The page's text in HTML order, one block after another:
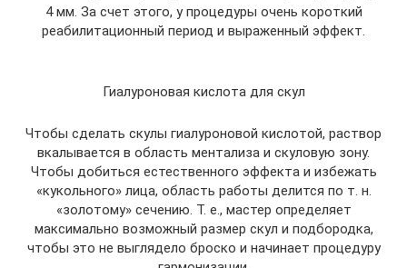
4 мм. За счет этого, у процедуры очень короткий
реабилитационный период и выраженный эффект.
Гиалуроновая кислота для скул
Чтобы сделать скулы гиалуроновой кислотой, раствор
вкалывается в область ментализа и скуловую зону.
Чтобы добиться естественного эффекта и избежать
«кукольного» лица, область работы делится по т. н.
«золотому» сечению. Т. е., мастер определяет
максимально возможный размер скул и подбородка,
чтобы это не выглядело броско и начинает процедуру